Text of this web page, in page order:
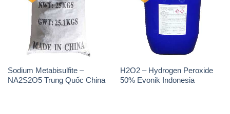
Sodium Metabisulfite –
NA2S2O5 Trung Quốc China
H2O2 – Hydrogen Peroxide
50% Evonik Indonesia